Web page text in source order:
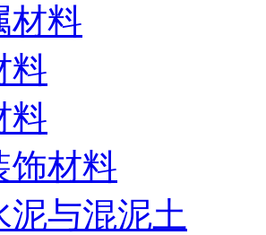
材料
料
料
饰材料
泥与混泥土